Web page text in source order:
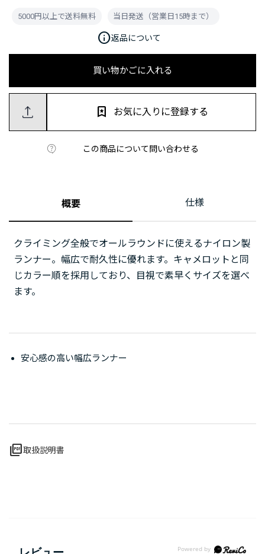
買い物かごに入れる
この商品について問い合わせる
お気に入りに登録する
5000円以上で送料無料 当日発送（営業日15時まで）
info返品について
概要 仕様
クライミング全般でオールラウンドに使えるナイロン製
ランナー。幅広で耐久性に優れます。キャメロットと同
じカラー順を採用しており、目視で素早くサイズを選べ
ます。
安心感の高い幅広ランナー
picture_as_pdf取扱説明書